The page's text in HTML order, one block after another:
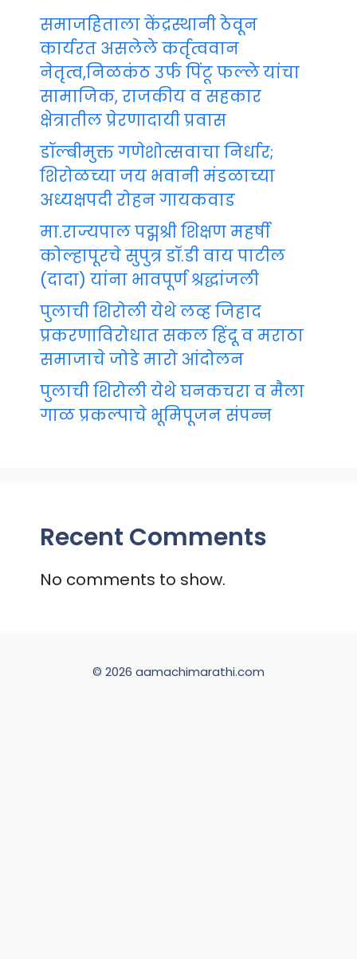
समाजहिताला केंद्रस्थानी ठेवून
कार्यरत असलेले कर्तृत्ववान
नेतृत्व,निळकंठ उर्फ पिंटू फल्ले यांचा
सामाजिक, राजकीय व सहकार
क्षेत्रातील प्रेरणादायी प्रवास
डॉल्बीमुक्त गणेशोत्सवाचा निर्धार;
शिरोळच्या जय भवानी मंडळाच्या
अध्यक्षपदी रोहन गायकवाड
मा.राज्यपाल पद्मश्री शिक्षण महर्षी
कोल्हापूरचे सुपुत्र डॉ.डी वाय पाटील
(दादा) यांना भावपूर्ण श्रद्धांजली
पुलाची शिरोली येथे लव्ह जिहाद
प्रकरणाविरोधात सकल हिंदू व मराठा
समाजाचे जोडे मारो आंदोलन
पुलाची शिरोली येथे घनकचरा व मैला
गाळ प्रकल्पाचे भूमिपूजन संपन्न
Recent Comments
No comments to show.
© 2026 aamachimarathi.com